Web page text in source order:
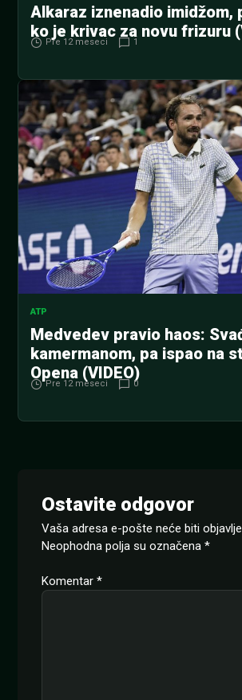
Alkaraz iznenadio imidžom,
ko je krivac za novu frizuru
Pre 12 meseci 1
ATP
Medvedev pravio haos:
kamermanom, pa ispao na
Opena (VIDEO)
Pre 12 meseci 0
Ostavite odgovor
Vaša adresa e-pošte neće biti
Neophodna polja su označena *
Komentar *